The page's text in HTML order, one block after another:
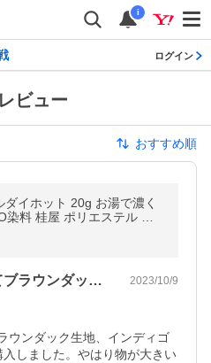
i
ログイン
ビュー
おすすめ順
イホット 20g お湯で濃く
染料 桂屋 ポリエステル 綿
プラ） 絹 ウール ナイロン
外発送
今回この商品を使用してブラウンダック生… 2023/10/9
ウンダック生地、インディゴ
しました。やはり物が大きい